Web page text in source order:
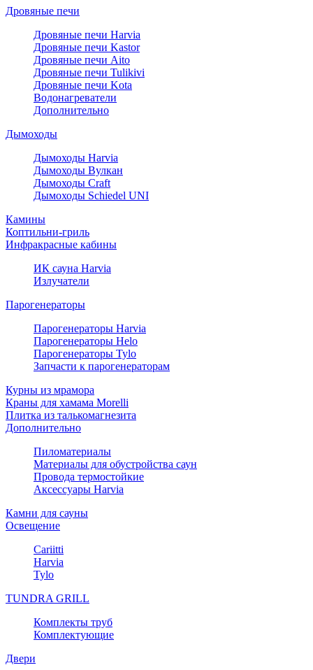
Дровяные печи
Дровяные печи Harvia
Дровяные печи Kastor
Дровяные печи Aito
Дровяные печи Tulikivi
Дровяные печи Kota
Водонагреватели
Дополнительно
Дымоходы
Дымоходы Harvia
Дымоходы Вулкан
Дымоходы Craft
Дымоходы Schiedel UNI
Камины
Коптильни-гриль
Инфракрасные кабины
ИК сауна Harvia
Излучатели
Парогенераторы
Парогенераторы Harvia
Парогенераторы Helo
Парогенераторы Tylo
Запчасти к парогенераторам
Курны из мрамора
Краны для хамама Morelli
Плитка из талькомагнезита
Дополнительно
Пиломатериалы
Материалы для обустройства саун
Провода термостойкие
Аксессуары Harvia
Камни для сауны
Освещение
Cariitti
Harvia
Tylo
TUNDRA GRILL
Комплекты труб
Комплектующие
Двери